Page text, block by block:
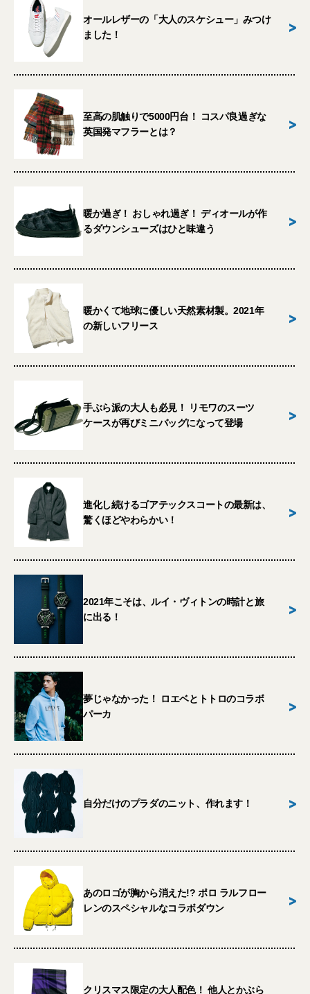
オールレザーの「大人のスケシュー」みつけ
ました！
>
至高の肌触りで5000円台！ コスパ良過ぎな
英国発マフラーとは？
>
暖か過ぎ！ おしゃれ過ぎ！ ディオールが作
るダウンシューズはひと味違う
>
暖かくて地球に優しい天然素材製。2021年
の新しいフリース
>
手ぶら派の大人も必見！ リモワのスーツ
ケースが再びミニバッグになって登場
>
進化し続けるゴアテックスコートの最新は、
驚くほどやわらかい！
>
2021年こそは、ルイ・ヴィトンの時計と旅
に出る！
>
夢じゃなかった！ ロエベとトトロのコラボ
パーカ
>
自分だけのプラダのニット、作れます！ >
あのロゴが胸から消えた!? ポロ ラルフロー
レンのスペシャルなコラボダウン
>
クリスマス限定の大人配色！ 他人とかぶら